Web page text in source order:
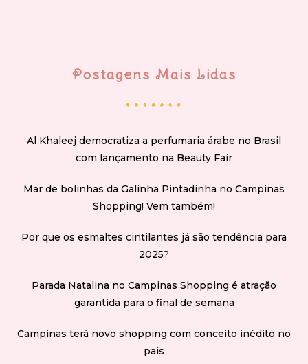
Postagens Mais Lidas
Al Khaleej democratiza a perfumaria árabe no Brasil
com lançamento na Beauty Fair
Mar de bolinhas da Galinha Pintadinha no Campinas
Shopping! Vem também!
Por que os esmaltes cintilantes já são tendência para
2025?
Parada Natalina no Campinas Shopping é atração
garantida para o final de semana
Campinas terá novo shopping com conceito inédito no
país